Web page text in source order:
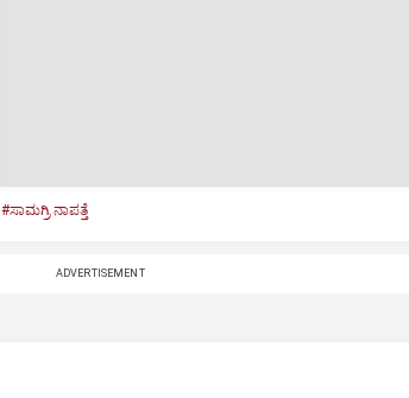
#ಸಾಮಗ್ರಿ ನಾಪತ್ತೆ
ADVERTISEMENT